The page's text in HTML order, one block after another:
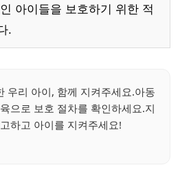
아이들을 보호하기 위한 적
.
우리 아이, 함께 지켜주세요.아동
으로 보호 절차를 확인하세요.지
하고 아이를 지켜주세요!